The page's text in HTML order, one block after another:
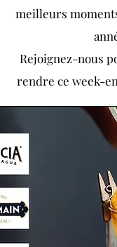
meilleurs
Rejoignez-nous
rendre ce week-